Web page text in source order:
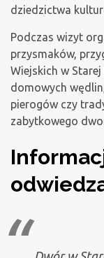
dziedzictwa
Podczas wizyt
przysmaków,
Wiejskich w
domowych
pierogów czy
zabytkowego